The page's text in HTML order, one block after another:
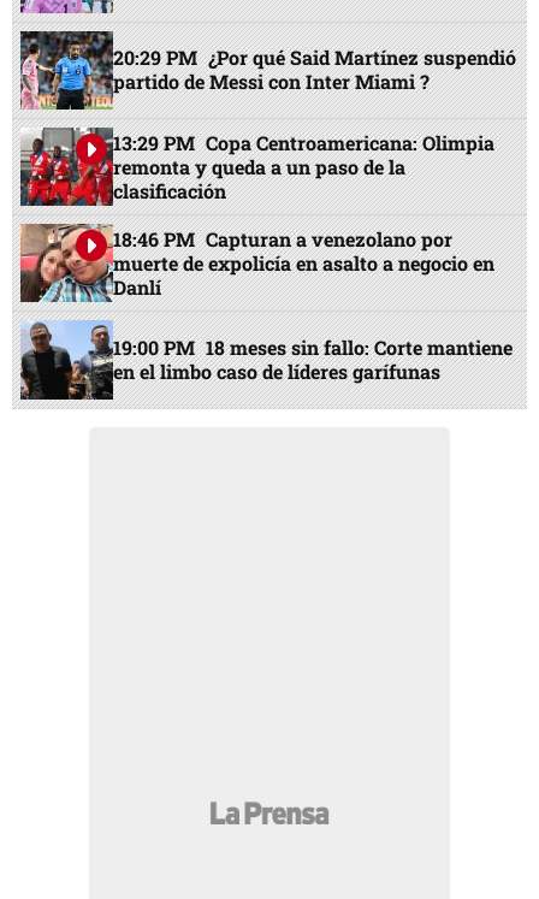
20:29 PM ¿Por qué Said Martínez suspendió
partido de Messi con Inter Miami ?
13:29 PM Copa Centroamericana: Olimpia
remonta y queda a un paso de la
clasificación
18:46 PM Capturan a venezolano por
muerte de expolicía en asalto a negocio en
Danlí
19:00 PM 18 meses sin fallo: Corte mantiene
en el limbo caso de líderes garífunas